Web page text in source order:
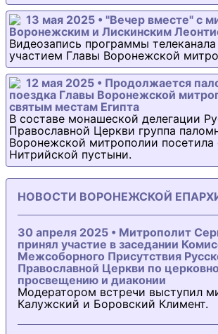
13 мая 2025 • "Вечер вместе" с
Воронежским и Лискинским
Видеозапись программы
участием Главы Воронежской
12 мая 2025 • Продолжается
поездка Главы Воронежской
святым местам Египта
В составе монашеской делегации
Православной Церкви группа
Воронежской митрополии посетила
Нитрийской пустыни.
НОВОСТИ ВОРОНЕЖСКОЙ
30 апреля 2025 • Митрополит
принял участие в заседании
Межсоборного Присутствия
Православной Церкви по
просвещению и диаконии
Модератором встречи выступил
Калужский и Боровский Климент.